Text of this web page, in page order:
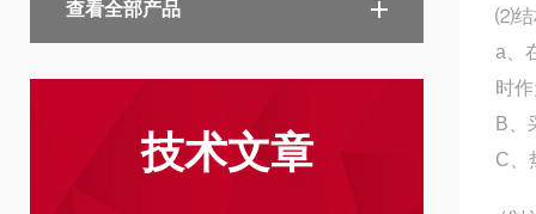
查看全部产品
技术文章
⑵结
a、
时
B、
C、